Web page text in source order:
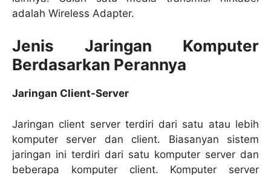
adalah Wireless Adapter.
Jenis Jaringan Komputer
Berdasarkan Perannya
Jaringan Client-Server
Jaringan client server terdiri dari satu atau lebih
komputer server dan client. Biasanyan sistem
jaringan ini terdiri dari satu komputer server dan
beberapa komputer client. Komputer server